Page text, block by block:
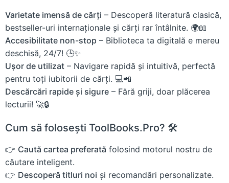
Varietate imensă de cărți – Descoperă literatură clasică,
bestseller-uri internaționale și cărți rar întâlnite. 🌍📖
Accesibilitate non-stop – Biblioteca ta digitală e mereu
deschisă, 24/7! 🕒✨
Ușor de utilizat – Navigare rapidă și intuitivă, perfectă
pentru toți iubitorii de cărți. 💻📲
Descărcări rapide și sigure – Fără griji, doar plăcerea
lecturii! 🚀🔒
Cum să folosești ToolBooks.Pro? 🛠️
👉 Caută cartea preferată folosind motorul nostru de
căutare inteligent.
👉 Descoperă titluri noi și recomandări personalizate.